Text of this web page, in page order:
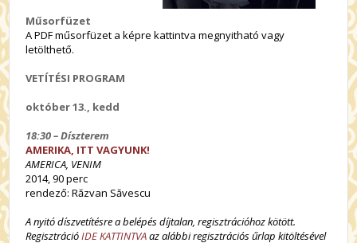
Műsorfüzet
A PDF műsorfüzet a képre kattintva megnyitható vagy
letölthető.
VETÍTÉSI PROGRAM
október 13., kedd
18:30 – Díszterem
AMERIKA, ITT VAGYUNK!
AMERICA, VENIM
2014, 90 perc
rendező: Răzvan Săvescu
A nyitó díszvetítésre a belépés díjtalan, regisztrációhoz kötött.
RegisztrációIDE KATTINTVAaz alábbi regisztrációs űrlap kitöltésével